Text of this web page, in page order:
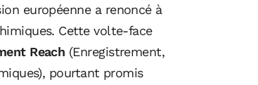
européenne a renoncé à
Cette volte-face
Reach (Enregistrement,
pourtant promis